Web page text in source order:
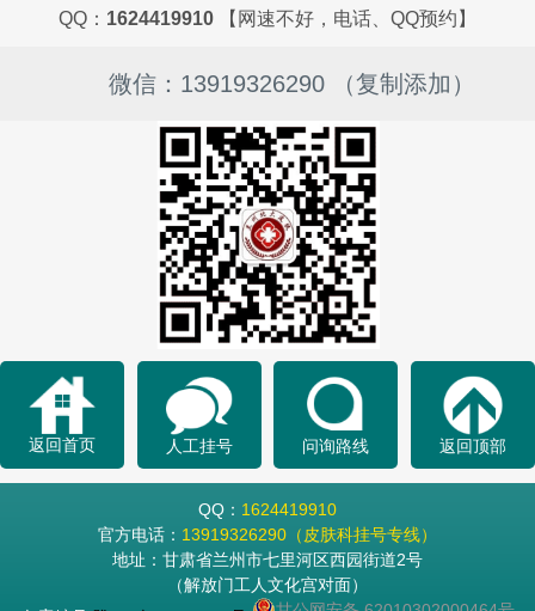
QQ： 1624419910 【网速不好，电话、QQ预约】
微信：13919326290 （复制添加）
返回首页 人工挂号 问询路线 返回顶部
QQ： 1624419910
官方电话： 13919326290（皮肤科挂号专线）
地址：甘肃省兰州市七里河区西园街道2号
（解放门工人文化宫对面）